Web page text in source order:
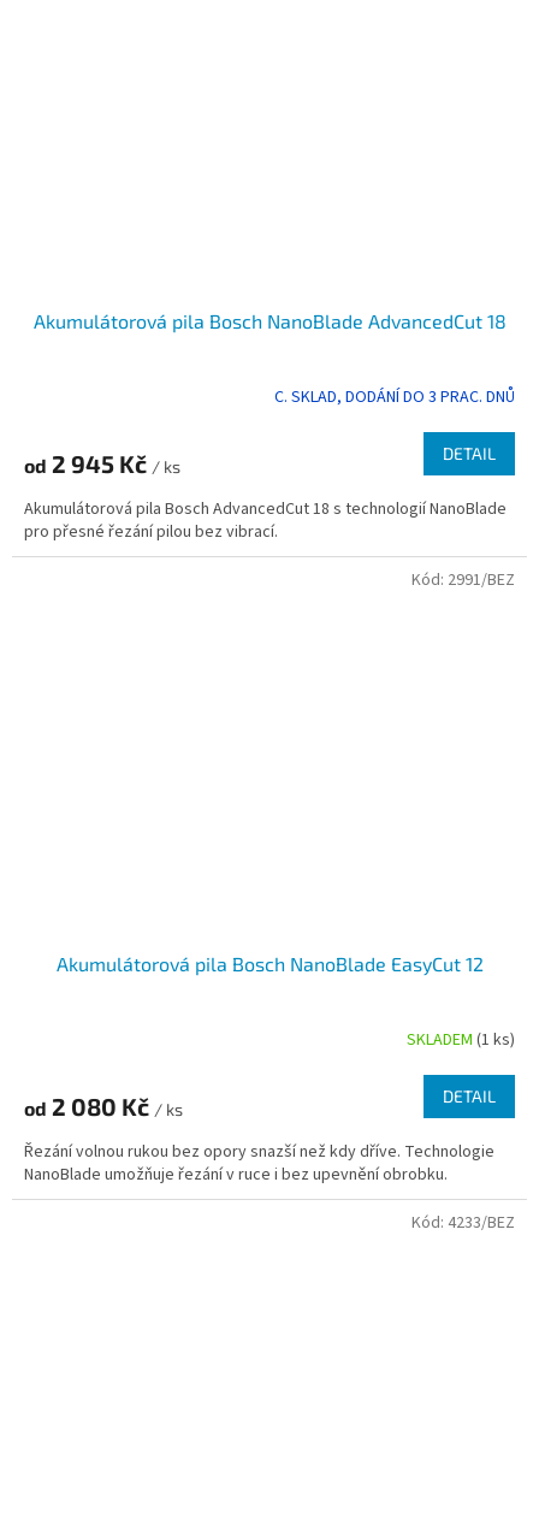
Akumulátorová pila Bosch NanoBlade AdvancedCut 18
je
z
5
hvězdiček.
C. SKLAD, DODÁNÍ DO 3 PRAC. DNŮ
od 2 945 Kč / ks
DETAIL
Akumulátorová pila Bosch AdvancedCut 18 s technologií NanoBlade
pro přesné řezání pilou bez vibrací.
Akumulátorová pila Bosch NanoBlade EasyCut 12
je
z
5
hvězdiček.
SKLADEM(1 ks)
od 2 080 Kč / ks
DETAIL
Řezání volnou rukou bez opory snazší než kdy dříve. Technologie
NanoBlade umožňuje řezání v ruce i bez upevnění obrobku.
Kód: 2991/BEZ
Kód: 4233/BEZ